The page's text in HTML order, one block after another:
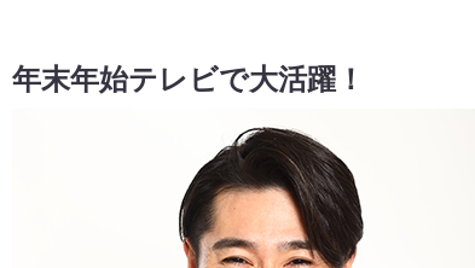
年末年始テレビで大活躍！